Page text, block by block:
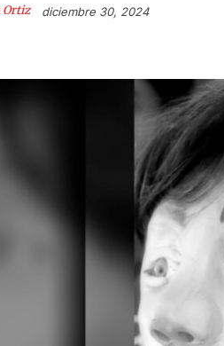
Ortiz diciembre 30, 2024